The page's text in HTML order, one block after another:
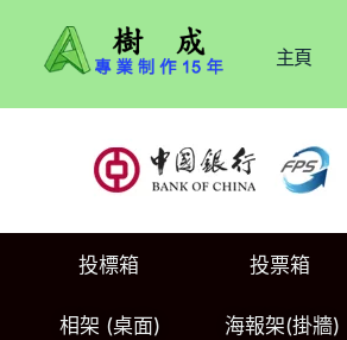
主頁
投標箱 投票箱
相架 (桌面) 海報架(掛牆)